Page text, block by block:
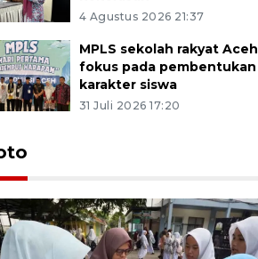
4 Agustus 2026 21:37
MPLS sekolah rakyat Aceh
fokus pada pembentukan
karakter siswa
31 Juli 2026 17:20